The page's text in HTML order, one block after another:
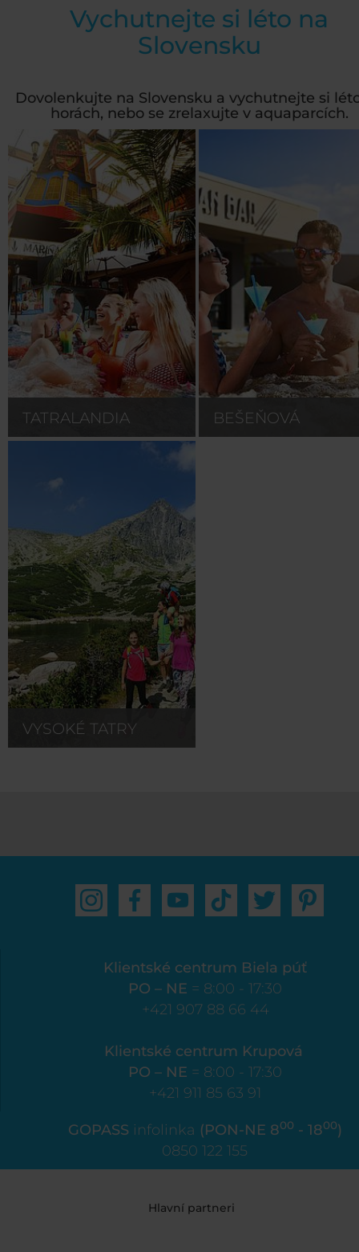
Vychutnejte si léto na
Slovensku
Dovolenkujte na Slovensku a vychutnejte si
horách, nebo se zrelaxujte v aquaparcích.
TATRALANDIA BEŠEŇOVÁ
VYSOKÉ TATRY
Klientské centrum Biela púť
PO – NE = 8:00 - 17:30
+421 907 88 66 44
Klientské centrum Krupová
PO – NE = 8:00 - 17:30
+421 911 85 63 91
GOPASS infolinka (PON-NE 800 - 1800)
0850 122 155
Hlavní partneri